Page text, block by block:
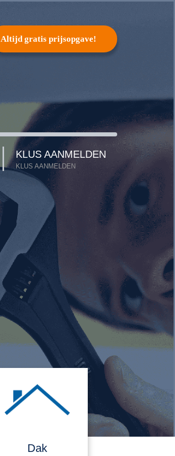
Altijd gratis prijsopgave!
KLUS AANMELDEN
KLUS AANMELDEN
Dak